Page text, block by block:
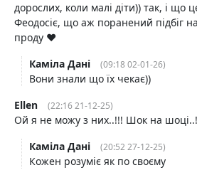
дорослих, коли малі діти)) так, і що
Феодосіє, що аж поранений підбіг
проду ♥️
Каміла Дані
(09:18 02-01-26)
Вони знали що їх чекає))
Ellen
(22:16 21-12-25)
Ой я не можу з них..!!! Шок на
Каміла Дані
(20:52 27-12-25)
Кожен розуміє як по своєму